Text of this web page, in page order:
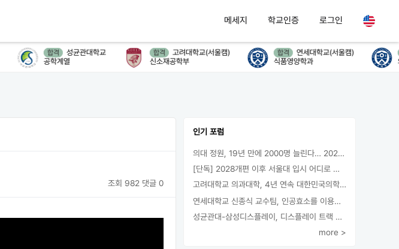
메세지 학교인증 로그인
합격
성균관대학교
공학계열
합격
고려대학교(서울캠)
신소재공학부
합격
연세대학교(서울캠)
식품영양학과
조회 982 댓글 0
인기 포럼
의대 정원, 19년 만에 2000명 늘린다… 2025년 입시부터 적용
[단독] 2028개편 이후 서울대 입시 어디로 갈까.. ‘정시40% 폐지 추진’
고려대학교 의과대학, 4년 연속 대한민국의학한림원 정회원 최다 배출 外
연세대학교 신종식 교수팀, 인공효소를 이용한 아민의 키랄전환 세계 최초로 성공
성균관대-삼성디스플레이, 디스플레이 트랙 운영 협약 체결
more >